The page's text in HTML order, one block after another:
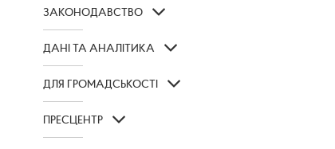
ЗАКОНОДАВСТВО
ДАНІ ТА АНАЛІТИКА
ДЛЯ ГРОМАДСЬКОСТІ
ПРЕСЦЕНТР